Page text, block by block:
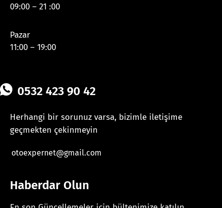
09:00 – 21 :00
Pazar
11:00 – 19:00
0532 423 90 42
Herhangi bir sorunuz varsa, bizimle iletişime
geçmekten çekinmeyin
otoexpernet@gmail.com
Haberdar Olun